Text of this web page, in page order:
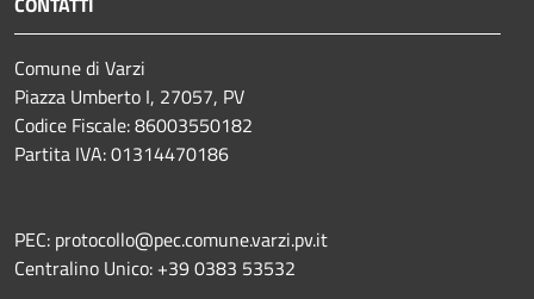
Comune di Varzi
Piazza Umberto I, 27057, PV
Codice Fiscale: 86003550182
Partita IVA: 01314470186
PEC: protocollo@pec.comune.varzi.pv.it
Centralino Unico: +39 0383 53532